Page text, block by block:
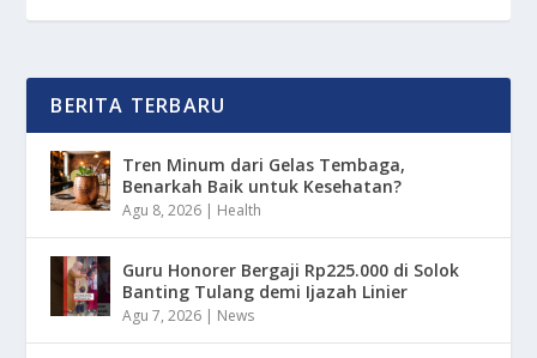
BERITA TERBARU
Tren Minum dari Gelas Tembaga,
Benarkah Baik untuk Kesehatan?
Agu 8, 2026 | Health
Guru Honorer Bergaji Rp225.000 di Solok
Banting Tulang demi Ijazah Linier
Agu 7, 2026 | News